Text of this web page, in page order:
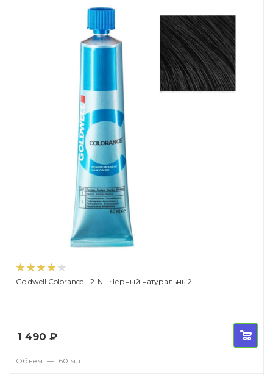
Goldwell Colorance - 2-N - Черный натуральный
1 490 ₽
Объем — 60 мл